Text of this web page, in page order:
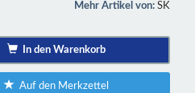
Mehr Artikel von: SK
In den Warenkorb
Auf den Merkzettel